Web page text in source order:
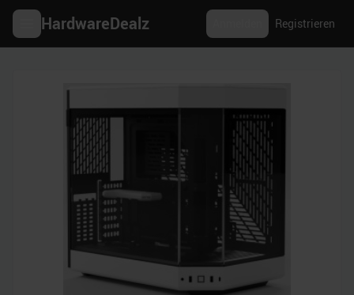
HardwareDealz Registrieren